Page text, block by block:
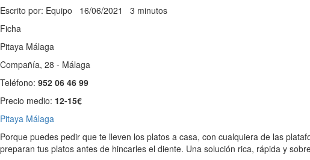
Escrito por: Equipo 16/06/2021 3 minutos
Ficha
Pitaya Málaga
Compañía, 28 - Málaga
Teléfono: 952 06 46 99
Precio medio: 12-15€
Pitaya Málaga
Porque puedes pedir que te lleven los platos a casa, con cualquiera de las
preparan tus platos antes de hincarles el diente. Una solución rica, rápida y